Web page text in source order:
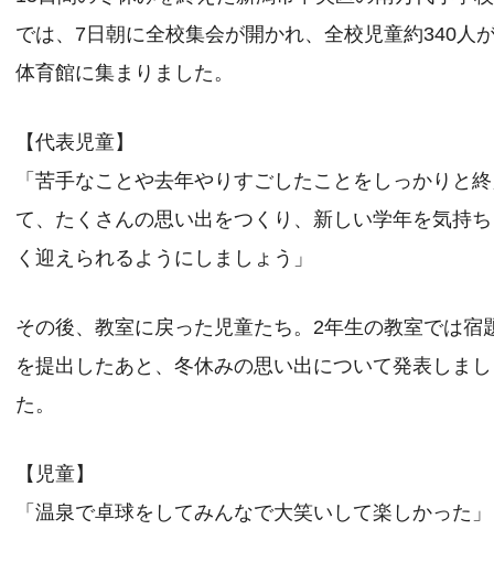
では、7日朝に全校集会が開かれ、全校児童約340人
体育館に集まりました。
【代表児童】
「苦手なことや去年やりすごしたことをしっかりと
て、たくさんの思い出をつくり、新しい学年を気持
く迎えられるようにしましょう」
その後、教室に戻った児童たち。2年生の教室では宿
を提出したあと、冬休みの思い出について発表しまし
た。
【児童】
「温泉で卓球をしてみんなで大笑いして楽しかった」